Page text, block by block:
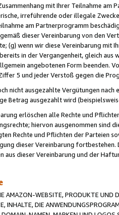
mit Ihrer Teilnahme am
irreführende oder illegale
am Partnerprogramm
dieser Vereinbarung von den
(g) wenn wir diese Vereinbarung mit
in der Vergangenheit, gleich
angebotenen Form beenden.
5 und jeder Verstoß gegen die
nicht ausgezahlte Vergütungen
Betrag ausgezahlt wird
erlöschen alle Rechte und
hiervon ausgenommen sind
Rechte und Pflichten der Parteien
dieser Vereinbarung
aus dieser Vereinbarung und der
AMAZON-WEBSITE, PRODUKTE UND
INHALTE, DIE